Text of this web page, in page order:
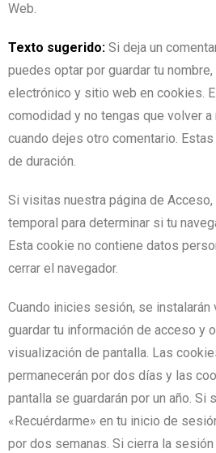
Web.
Texto sugerido: Si deja un
puedes optar por guardar tu
electrónico y sitio web en cookies.
comodidad y no tengas que volver
cuando dejes otro comentario.
de duración.
Si visitas nuestra página de
temporal para determinar si tu
Esta cookie no contiene datos
cerrar el navegador.
Cuando inicies sesión, se instalarán
guardar tu información de acceso y
visualización de pantalla. Las
permanecerán por dos días y las
pantalla se guardarán por un año. Si
«Recuérdarme» en tu inicio de
por dos semanas. Si cierra la